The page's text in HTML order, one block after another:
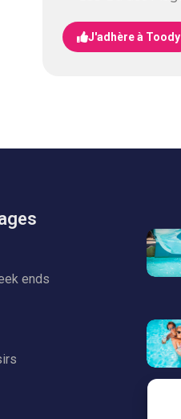
J'adhère à Toody
ends